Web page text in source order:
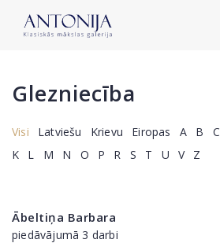
Glezniecība
Visi Latviešu Krievu Eiropas A B C
K
L M N O P R S T U V Z
Ābeltiņa Barbara
piedāvājumā 3 darbi